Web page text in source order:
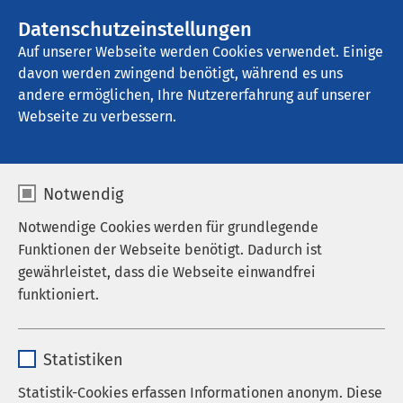
Datenschutzeinstellungen
Auf unserer Webseite werden Cookies verwendet. Einige
davon werden zwingend benötigt, während es uns
andere ermöglichen, Ihre Nutzererfahrung auf unserer
Webseite zu verbessern.
Notwendig
Notwendige Cookies werden für grundlegende
Funktionen der Webseite benötigt. Dadurch ist
gewährleistet, dass die Webseite einwandfrei
funktioniert.
Anbieter sgalinski
Statistiken
Statistik-Cookies erfassen Informationen anonym. Diese
AMEOS Klinikum St. Clemens Oberhausen
Interdisziplinäre
Intensivstation